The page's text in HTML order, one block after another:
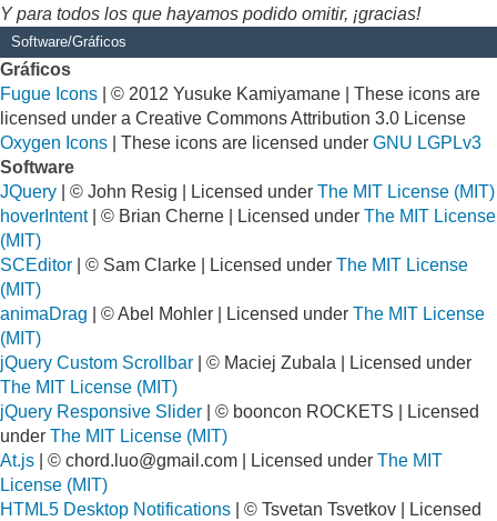
Y para todos los que hayamos podido omitir, ¡gracias!
Software/Gráficos
Gráficos
Fugue Icons | © 2012 Yusuke Kamiyamane | These icons are
licensed under a Creative Commons Attribution 3.0 License
Oxygen Icons | These icons are licensed under GNU LGPLv3
Software
JQuery | © John Resig | Licensed under The MIT License (MIT)
hoverIntent| © Brian Cherne | Licensed under The MIT License
(MIT)
SCEditor | © Sam Clarke | Licensed under The MIT License
(MIT)
animaDrag | © Abel Mohler | Licensed under The MIT License
(MIT)
jQuery Custom Scrollbar | © Maciej Zubala | Licensed under
The MIT License (MIT)
jQuery Responsive Slider | © booncon ROCKETS | Licensed
under The MIT License (MIT)
At.js | © chord.luo@gmail.com | Licensed under The MIT
License (MIT)
HTML5 Desktop Notifications | © Tsvetan Tsvetkov | Licensed